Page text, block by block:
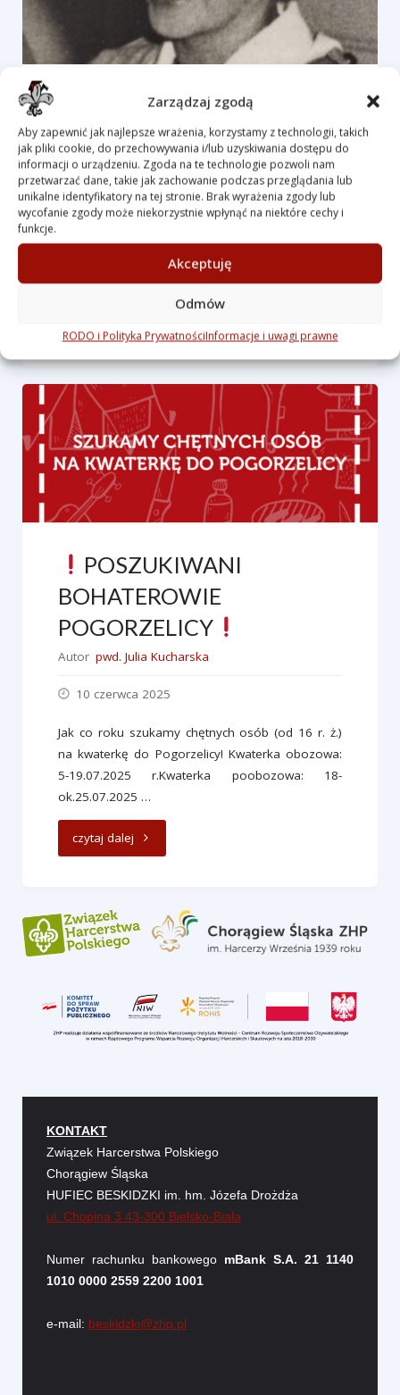
Zarządzaj zgodą
Aby zapewnić jak najlepsze wrażenia, korzystamy z technologii, takich
jak pliki cookie, do przechowywania i/lub uzyskiwania dostępu do
informacji o urządzeniu. Zgoda na te technologie pozwoli nam
przetwarzać dane, takie jak zachowanie podczas przeglądania lub
unikalne identyfikatory na tej stronie. Brak wyrażenia zgody lub
wycofanie zgody może niekorzystnie wpłynąć na niektóre cechy i
funkcje.
Akceptuję
Odmów
RODO i Polityka PrywatnościInformacje i uwagi prawne
Zmarła hm. Zofia Kubala
Autor pwd. Julia Kucharska
23 września 2025
Z głębokim żalem zawiadamiamy, że w dniu 19
Kubala, wybitna instruktorka naszego Hufca,
Zofia
Kubala"
POSZUKIWANI
BOHATEROWIE
POGORZELICY
Autor pwd. Julia Kucharska
10 czerwca 2025
Jak co roku szukamy chętnych osób (od 16 r. ż.)
na kwaterkę do Pogorzelicy! Kwaterka obozowa:
5-19.07.2025 r.Kwaterka poobozowa: 18-
ok.25.07.2025 …
czytaj dalej
POSZUKIWANI
BOHATEROWIE
KONTAKT
Związek Harcerstwa Polskiego
Chorągiew Śląska
HUFIEC BESKIDZKI im. hm. Józefa Drożdża
ul. Chopina 3 43-300 Bielsko-Biała
Numer rachunku bankowego mBank S.A. 21 1140
1010 0000 2559 2200 1001
e-mail: beskidzki@zhp.pl